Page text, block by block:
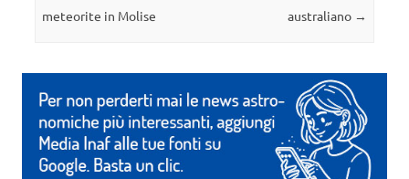
meteorite in Molise
australiano →